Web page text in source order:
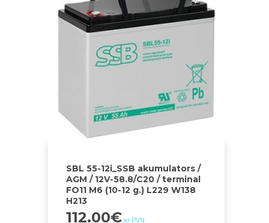
SBL 55-12i_SSB akumulators /
AGM / 12V-58.8/C20 / terminal
FO11 M6 (10-12 g.) L229 W138
H213
112.00€ ar PVN